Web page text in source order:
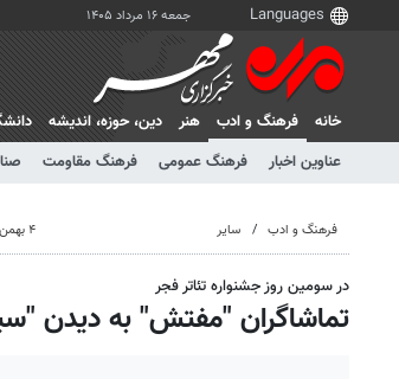
جمعه ۱۶ مرداد ۱۴۰۵
خانه
فرهنگ و ادب
عناوین اخبار
فرهنگ عمومی فرهنگ مقاومت
هنر دين، حوزه، انديشه
فرهنگ و ادب سایر ۴ بهمن ۱۳۸۳، ۱۲:۴۱
در سومين روز جشنواره تئاتر فجر
تماشاگران "مفتش" به ديدن